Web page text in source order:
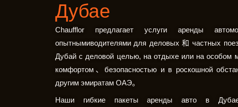
Дубае
Chaufflor предлагает услуги аренды
опытнымиводителями для деловых 和 частных
Дубай с деловой целью, на отдыхе или на особом
комфортом、безопасностью и в роскошной
другим эмиратам ОАЭ。
Наши гибкие пакеты аренды авто в